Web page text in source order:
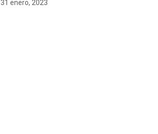
31 enero, 2023